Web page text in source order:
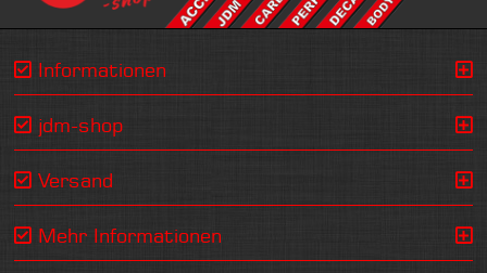
Informationen
jdm-shop
Versand
Mehr Informationen